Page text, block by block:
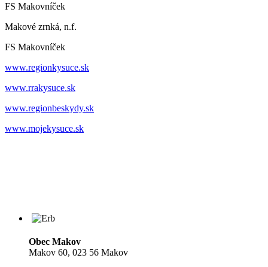
FS Makovníček
Makové zrnká, n.f.
FS Makovníček
www.regionkysuce.sk
www.rrakysuce.sk
www.regionbeskydy.sk
www.mojekysuce.sk
Obec Makov
Makov 60, 023 56 Makov